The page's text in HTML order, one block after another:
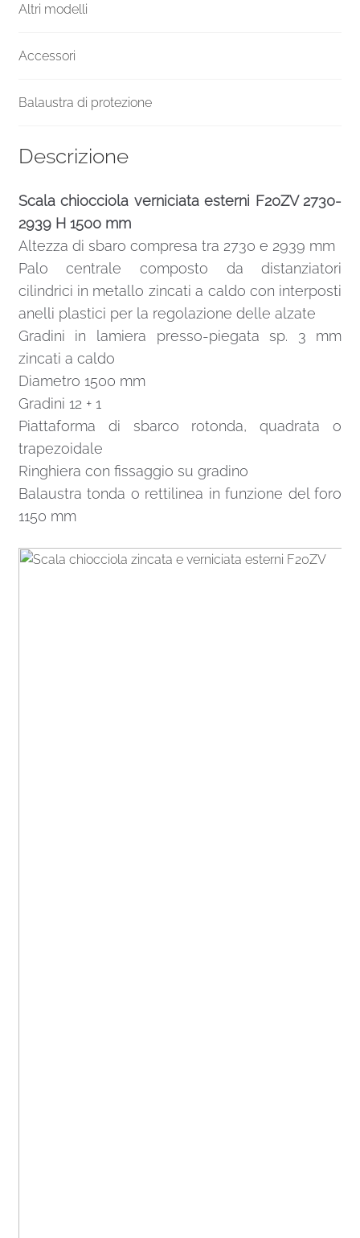
Altri modelli
Accessori
Balaustra di protezione
Descrizione
Scala chiocciola verniciata esterni F20ZV 2730-
2939 H 1500 mm
Altezza di sbaro compresa tra 2730 e 2939 mm
Palo centrale composto da distanziatori
cilindrici in metallo zincati a caldo con interposti
anelli plastici per la regolazione delle alzate
Gradini in lamiera presso-piegata sp. 3 mm
zincati a caldo
Diametro 1500 mm
Gradini 12 + 1
Piattaforma di sbarco rotonda, quadrata o
trapezoidale
Ringhiera con fissaggio su gradino
Balaustra tonda o rettilinea in funzione del foro
1150 mm